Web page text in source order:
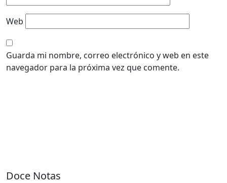
Web
Guarda mi nombre, correo electrónico y web en este
navegador para la próxima vez que comente.
Doce Notas